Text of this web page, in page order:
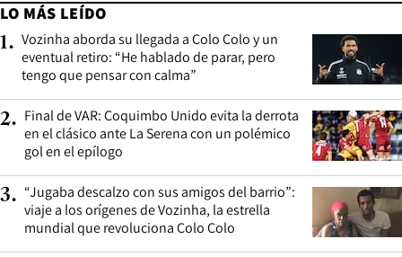
LO MÁS LEÍDO
1. Vozinha aborda su llegada a Colo Colo y un
eventual retiro: “He hablado de parar, pero
tengo que pensar con calma”
2. Final de VAR: Coquimbo Unido evita la derrota
en el clásico ante La Serena con un polémico
gol en el epílogo
3. “Jugaba descalzo con sus amigos del barrio”:
viaje a los orígenes de Vozinha, la estrella
mundial que revoluciona Colo Colo